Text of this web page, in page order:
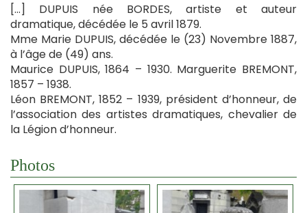
[…] DUPUIS née BORDES, artiste et auteur
dramatique, décédée le 5 avril 1879.
Mme Marie DUPUIS, décédée le (23) Novembre 1887,
à l’âge de (49) ans.
Maurice DUPUIS, 1864 – 1930. Marguerite BREMONT,
1857 – 1938.
Léon BREMONT, 1852 – 1939, président d’honneur, de
l’association des artistes dramatiques, chevalier de
la Légion d’honneur.
Photos